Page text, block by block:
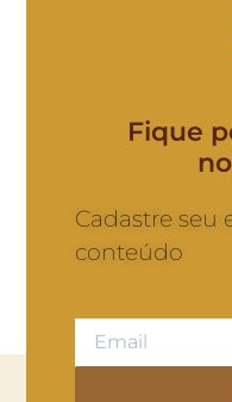
Fique
Cadastre seu
conteúdo